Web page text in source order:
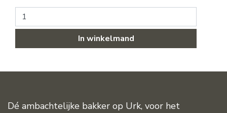
Marsepein pompadour aantal
In winkelmand
Dé ambachtelijke bakker op Urk, voor het